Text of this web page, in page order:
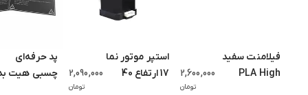
فیلامنت سفید
PLA High
2,600,000
تومان
استپر موتور نما
17 ارتفاع 40
2,090,000
تومان
پد حرفه‌ای
چسبی هیت